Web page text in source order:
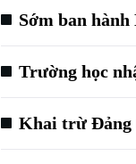
Sớm ban
Trường học
Khai trừ Đảng